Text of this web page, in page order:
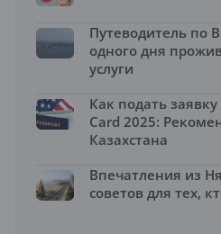
Путеводитель по
одного дня
услуги
Как подать
Card 2025:
Казахстана
Впечатления из
советов для тех,